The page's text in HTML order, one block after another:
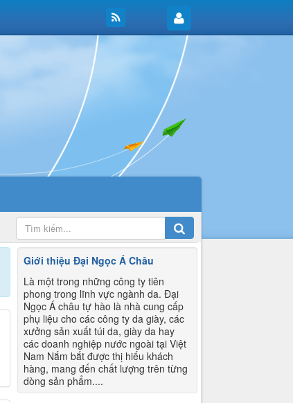
Giới thiệu Đại Ngọc Á Châu
Là một trong những công ty tiên
phong trong lĩnh vực ngành da. Đại
Ngọc Á châu tự hào là nhà cung cấp
phụ liệu cho các công ty da giày, các
xưởng sản xuất túi da, giày da hay
các doanh nghiệp nước ngoài tại Việt
Nam Nắm bắt được thị hiếu khách
hàng, mang đến chất lượng trên từng
dòng sản phẩm....